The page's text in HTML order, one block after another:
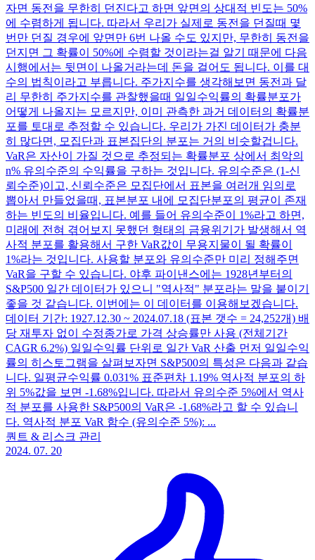
자면 동전을 무한히 던진다고 하면 앞면의 상대적 빈도는 50%
에 수렴하게 됩니다. 따라서 우리가 실제로 동전을 던질때 몇
번만 던질 경우에 앞면만 6번 나올 수도 있지만, 무한히 동전을
던지면 그 확률이 50%에 수렴할 것이라는걸 알기 때문에 다음
시행에서는 뒷면이 나올거라는데 돈을 걸어도 됩니다. 이를 대
수의 법칙이라고 부릅니다. 주가지수를 생각해보면 동전과 달
리 무한히 주가지수를 관찰했을때 일일수익률의 확률분포가
어떻게 나올지는 모르지만, 이미 관측한 과거 데이터의 확률분
포를 토대로 추정할 수 있습니다. 우리가 가진 데이터가 충분
히 많다면, 모집단과 표본집단의 분포는 거의 비슷할겁니다.
VaR은 자산이 가질 것으로 추정되는 확률분포 상에서 최악의
n% 유의수준의 수익률을 구하는 것입니다. 유의수준은 (1-신
뢰수준)이고, 신뢰수준은 모집단에서 표본을 여러개 임의로
뽑아서 만들었을때, 표본분포 내에 모집단분포의 평균이 존재
하는 빈도의 비율입니다. 예를 들어 유의수준이 1%라고 하면,
미래에 전혀 겪어보지 못했던 형태의 금융위기가 발생해서 역
사적 분포를 활용해서 구한 VaR값이 무용지물이 될 확률이
1%라는 것입니다. 사용할 분포와 유의수준만 미리 정해주면
VaR을 구할 수 있습니다. 야후 파이낸스에는 1928년부터의
S&P500 일간 데이터가 있으니 "역사적" 분포라는 말을 붙이기
좋을 것 같습니다. 이번에는 이 데이터를 이용해보겠습니다.
데이터 기간: 1927.12.30 ~ 2024.07.18 (표본 갯수 = 24,252개) 배
당 재투자 없이 수정종가로 가격 상승률만 사용 (전체기간
CAGR 6.2%) 일일수익률 단위로 일간 VaR 산출 먼저 일일수익
률의 히스토그램을 살펴보자면 S&P500의 특성은 다음과 같습
니다. 일평균수익률 0.031% 표준편차 1.19% 역사적 분포의 하
위 5%값을 보면 -1.68%입니다. 따라서 유의수준 5%에서 역사
적 분포를 사용한 S&P500의 VaR은 -1.68%라고 할 수 있습니
다. 역사적 분포 VaR 함수 (유의수준 5%): ...
퀀트 & 리스크 관리
2024. 07. 20